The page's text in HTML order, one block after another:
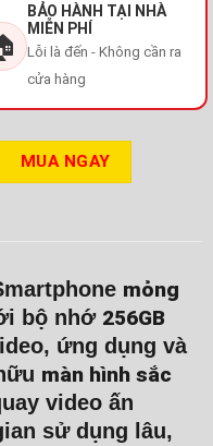
BẢO HÀNH TẠI NHÀ
MIỄN PHÍ
Lỗi là đến - Không cần ra
cửa hàng
MUA NGAY
mỏng
bộ nhớ 256GB
ứng dụng và
màn hình sắc
video ấn
sử dụng lâu,